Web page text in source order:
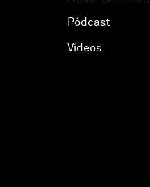
Pódcast
Vídeos